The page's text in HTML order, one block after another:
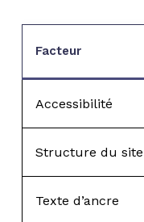
Facteur
Accessibilité
Structure du site
Texte d’ancre